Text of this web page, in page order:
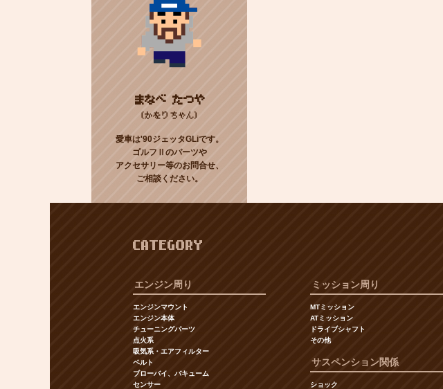
まなべ たつや
(かをりちゃん)
愛車は'90ジェッタGLiです。
ゴルフⅡのパーツや
アクセサリー等のお問合せ、
ご相談ください。
CATEGORY
エンジン周り
エンジンマウント
エンジン本体
チューニングパーツ
点火系
吸気系・エアフィルター
ベルト
ブローバイ、バキューム
センサー
ミッション周り
MTミッション
ATミッション
ドライブシャフト
その他
サスペンション関係
ショック